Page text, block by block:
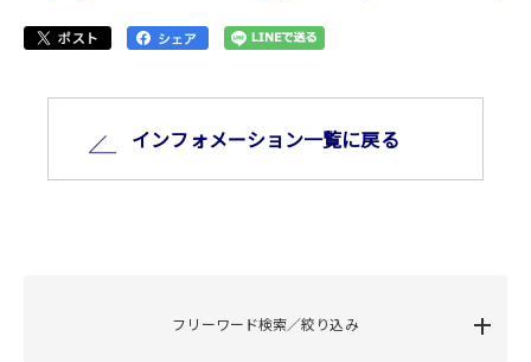
インフォメーション⼀覧に戻る
フリーワード検索／絞り込み